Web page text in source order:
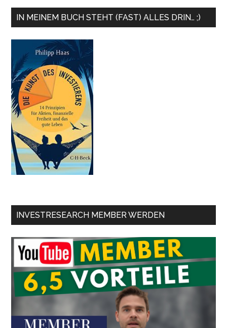
IN MEINEM BUCH STEHT (FAST) ALLES DRIN… ;)
INVESTRESEARCH MEMBER WERDEN